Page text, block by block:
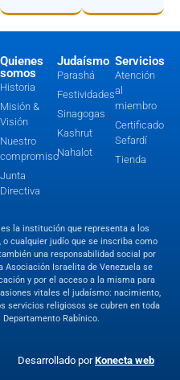
Quienes
somos
Historia
Misión &
Visión
Nuestro
compromiso
Junta
Directiva
Judaísmo
Parashá
Festividades
Sinagogas
Kashrut
Nahalot
Servicios
Atención
al
miembro
Certificado
Sefardí
Tienda
la institución que representa a los
cualquier judío que se inscriba como
una responsabilidad social por
Asociación Israelita de Venezuela se
y por el acceso a la misma para
vitales el judaísmo: nacimiento,
servicios religiosos se cubren en toda
Rabínico.
Desarrollado porKonecta web